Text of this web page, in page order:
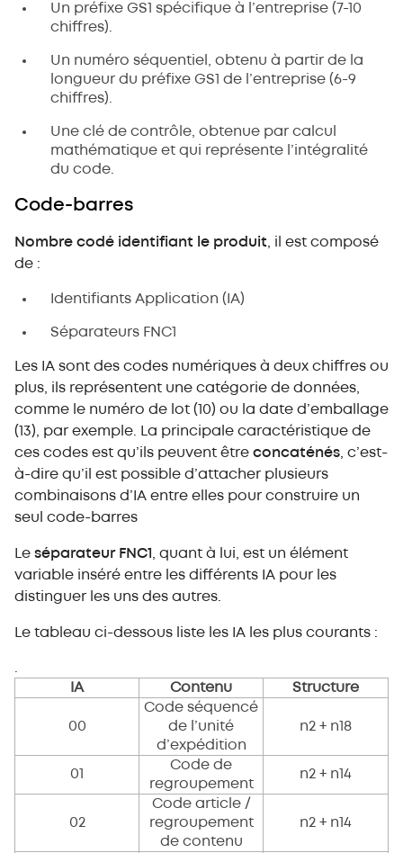
Un préfixe GS1 spécifique à l’entreprise (7-10
chiffres).
Un numéro séquentiel, obtenu à partir de la
longueur du préfixe GS1 de l’entreprise (6-9
chiffres).
Une clé de contrôle, obtenue par calcul
mathématique et qui représente l’intégralité
du code.
Code-barres
Nombre codé identifiant le produit , il est composé
de :
Identifiants Application (IA)
Séparateurs FNC1
Les IA sont des codes numériques à deux chiffres ou
plus, ils représentent une catégorie de données,
comme le numéro de lot (10) ou la date d’emballage
(13), par exemple. La principale caractéristique de
ces codes est qu’ils peuvent être concaténés , c’est-
à-dire qu’il est possible d’attacher plusieurs
combinaisons d’IA entre elles pour construire un
seul code-barres
Le séparateur FNC1
, quant à lui, est un élément
variable inséré entre les différents IA pour les
distinguer les uns des autres.
Le tableau ci-dessous liste les IA les plus courants :
IA
Contenu Structure
00
Code séquencé
de l’unité
d’expédition
n2 + n18
01
Code de
regroupement
n2 + n14
02
Code article /
regroupement
de contenu
n2 + n14